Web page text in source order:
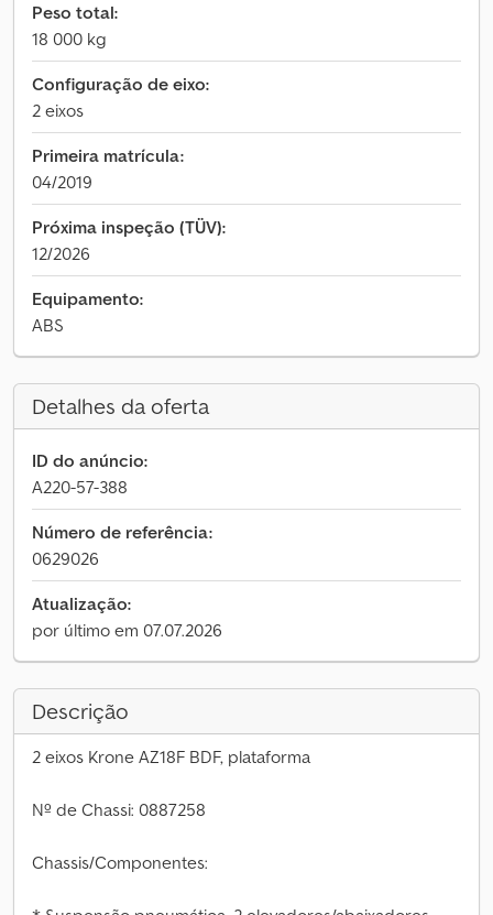
Peso total:
18 000 kg
Configuração de eixo:
2 eixos
Primeira matrícula:
04/2019
Próxima inspeção (TÜV):
12/2026
Equipamento:
ABS
Detalhes da oferta
ID do anúncio:
A220-57-388
Número de referência:
0629026
Atualização:
por último em 07.07.2026
Descrição
2 eixos Krone AZ18F BDF, plataforma
Nº de Chassi: 0887258
Chassis/Componentes: